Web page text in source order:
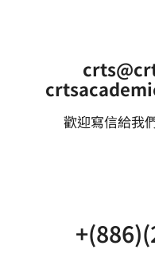
歡迎寫信給我